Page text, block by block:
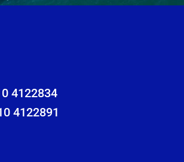
4122834
4122891